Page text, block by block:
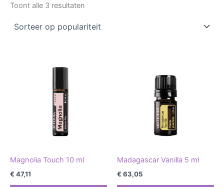
Toont alle 3 resultaten
Magnolia Touch 10 ml
€ 47,11
Madagascar Vanilla 5 ml
€ 63,05